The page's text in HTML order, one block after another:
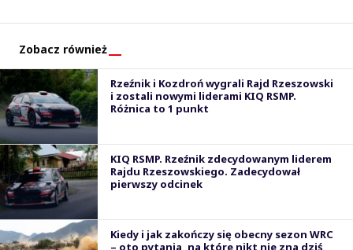
Zobacz również
Rzeźnik i Kozdroń wygrali Rajd Rzeszowski
i zostali nowymi liderami KIQ RSMP.
Różnica to 1 punkt
KIQ RSMP. Rzeźnik zdecydowanym liderem
Rajdu Rzeszowskiego. Zadecydował
pierwszy odcinek
Kiedy i jak zakończy się obecny sezon WRC
– oto pytania, na które nikt nie zna dziś